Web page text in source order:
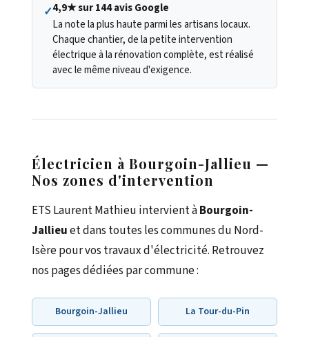
✓4,9★ sur 144 avis Google
La note la plus haute parmi les artisans locaux.
Chaque chantier, de la petite intervention
électrique à la rénovation complète, est réalisé
avec le même niveau d'exigence.
Électricien à Bourgoin-Jallieu —
Nos zones d'intervention
ETS Laurent Mathieu intervient àBourgoin-
Jallieuet dans toutes les communes du Nord-
Isère pour vos travaux d'électricité. Retrouvez
nos pages dédiées par commune :
Bourgoin-Jallieu La Tour-du-Pin